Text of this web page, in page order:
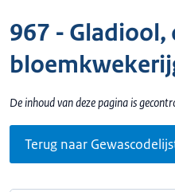
967 - Gladiool,
De inhoud van deze pagina is
Terug naar